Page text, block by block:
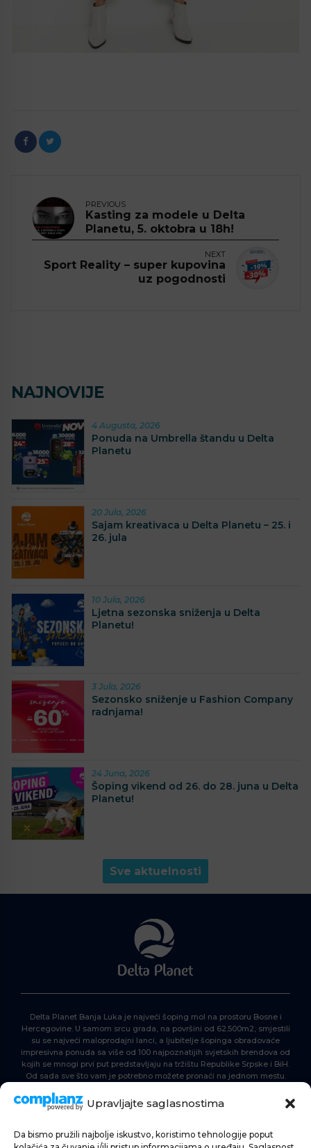
Upravljajte saglasnostima
Da bismo pružili najbolje iskustvo, koristimo tehnologije poput
PREVIOUS
Kasting za modele u Delta
Planetu, 5. oktobra u 18h!
NEXT
Sport Reality – super kupovina
uz pogodnosti
NAJNOVIJE
4 Augusta, 2026
Ponuda na Umbrella štandu u Delta
Planetu
20 Jula, 2026
Sajam kreativaca u Delta Planetu – 25. i
26. jula
10 Jula, 2026
Ljetna sezonska sniženja u Delta
Planetu!
3 Jula, 2026
Sezonsko sniženje u Fashion Company
radnjama!
24 Juna, 2026
Šoping vikend od 26. do 28. juna u Delta
Planetu!
Sve aktuelnosti
Delta Planet Banja Luka je najveći šoping mol na prostoru Bosne i
Hercegovine. U samom srcu grada, na površini od 62.500m2, smjestili
su se najveći maloprodajni lanci, a ljubitelje šopinga obradovaće
impresivna ponuda sa više od 100 najpoznatijih svjetskih brendova od
kojih se mnogi prvi put predstavljaju na tržištu Republike Srpske i BiH.
Od sada sve što vam je potrebno možete pronaći na jednom mestu.
POČETNA